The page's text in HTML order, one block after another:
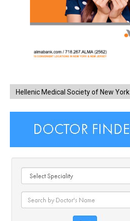
Hellenic Medical Society of New York